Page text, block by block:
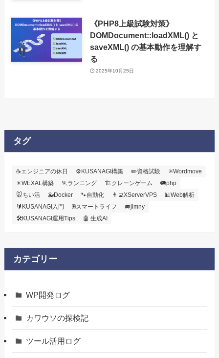
《PHP8上級試験対策》
DOMDocument::loadXML() と
saveXML() の基本動作を理解す
る
2025年10月25日
タグ
☕エンジニアの休日 ⚙️KUSANAGI構築 ✏️資格試験
✳️Wordmove
✴️WEXAL構築
🏃ランニング 🏗️クレーンゲーム
🐘php
🐭ちい活
🐳Docker 🐾自動化 👨‍💻XServerVPS
📊Web解析
🔰KUSANAGI入門
🖲️スマートライフ
🚐jimny
🛠KUSANAGI運用Tips
🤖 生成AI
カテゴリー
WP開発ログ
カワウソの探検記
ツール活用ログ